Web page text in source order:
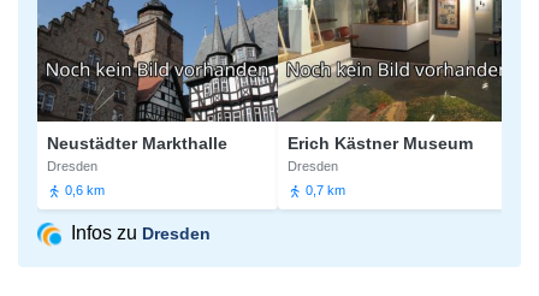
Neustädter Markthalle
Dresden
0,6 km
Erich Kästner Museum
Dresden
0,7 km
Infos zu Dresden